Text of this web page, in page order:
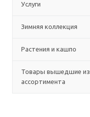
Услуги
Зимняя коллекция
Растения и кашпо
Товары вышедшие из
ассортимента